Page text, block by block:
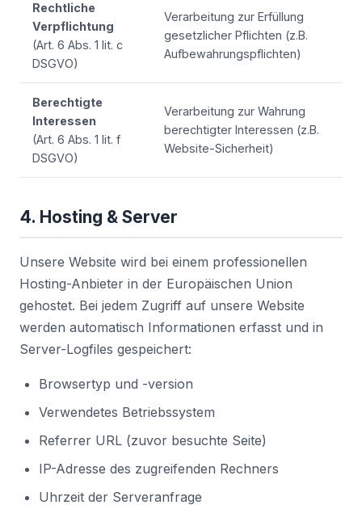
Rechtliche
Verpflichtung
(Art. 6 Abs. 1 lit. c
DSGVO)
Verarbeitung zur Erfüllung
gesetzlicher Pflichten (z.B.
Aufbewahrungspflichten)
Berechtigte
Interessen
(Art. 6 Abs. 1 lit. f
DSGVO)
Verarbeitung zur Wahrung
berechtigter Interessen (z.B.
Website-Sicherheit)
4. Hosting & Server
Unsere Website wird bei einem professionellen
Hosting-Anbieter in der Europäischen Union
gehostet. Bei jedem Zugriff auf unsere Website
werden automatisch Informationen erfasst und in
Server-Logfiles gespeichert:
Browsertyp und -version
Verwendetes Betriebssystem
Referrer URL (zuvor besuchte Seite)
IP-Adresse des zugreifenden Rechners
Uhrzeit der Serveranfrage